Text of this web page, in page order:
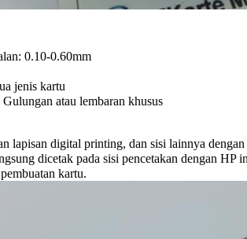
0.10-0.60mm
jenis kartu
atau lembaran khusus
lapisan digital printing, dan sisi lainnya
dicetak pada sisi pencetakan dengan
kartu.